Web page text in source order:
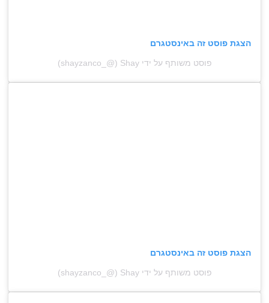
הצגת פוסט זה באינסטגרם
פוסט משותף על ידי ‏‎Shay‎‏ (@‏‎shayzanco_‎‏)
הצגת פוסט זה באינסטגרם
פוסט משותף על ידי ‏‎Shay‎‏ (@‏‎shayzanco_‎‏)